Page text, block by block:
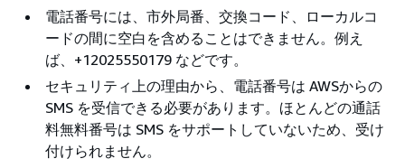
電話番号には、市外局番、交換コード、ローカルコ
ードの間に空白を含めることはできません。例え
ば、+12025550179 などです。
セキュリティ上の理由から、電話番号は AWSからの
SMS を受信できる必要があります。ほとんどの通話
料無料番号は SMS をサポートしていないため、受け
付けられません。